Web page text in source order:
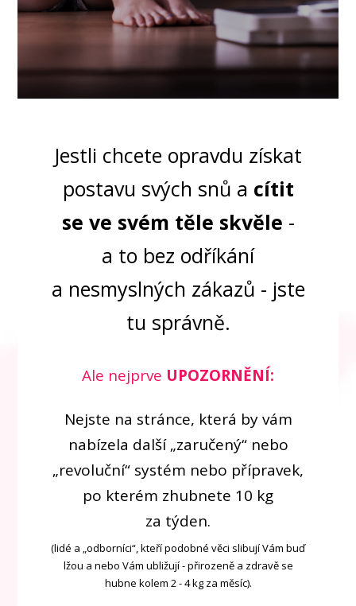
Jestli chcete opravdu získat
postavu svých snů a cítit
se ve svém těle skvěle -
a to bez odříkání
a nesmyslných zákazů - jste
tu správně.
Ale nejprve UPOZORNĚNÍ:
Nejste na stránce, která by vám
nabízela další „zaručený“ nebo
„revoluční“ systém nebo přípravek,
po kterém zhubnete 10 kg
za týden.
(lidé a „odborníci“, kteří podobné věci slibují Vám buď
lžou a nebo Vám ubližují - přirozeně a zdravě se
hubne kolem 2 - 4 kg za měsíc).